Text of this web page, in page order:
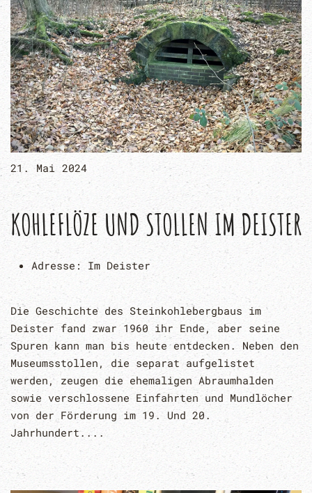
21. Mai 2024
KOHLEFLÖZE UND STOLLEN IM DEISTER
Adresse: Im Deister
Die Geschichte des Steinkohlebergbaus im
Deister fand zwar 1960 ihr Ende, aber seine
Spuren kann man bis heute entdecken. Neben den
Museumsstollen, die separat aufgelistet
werden, zeugen die ehemaligen Abraumhalden
sowie verschlossene Einfahrten und Mundlöcher
von der Förderung im 19. Und 20.
Jahrhundert....